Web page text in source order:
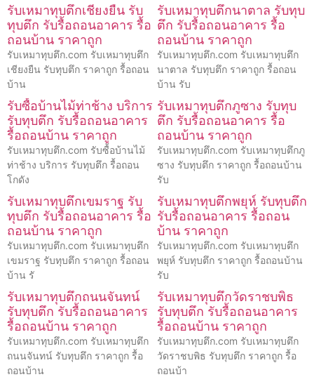
รับเหมาทุบตึกเชียงยืน รับ
ทุบตึก รับรื้อถอนอาคาร รื้อ
ถอนบ้าน ราคาถูก
รับเหมาทุบตึก.com รับเหมาทุบตึก
เชียงยืน รับทุบตึก ราคาถูก รื้อถอน
บ้าน
รับเหมาทุบตึกนาตาล รับทุบ
ตึก รับรื้อถอนอาคาร รื้อ
ถอนบ้าน ราคาถูก
รับเหมาทุบตึก.com รับเหมาทุบตึก
นาตาล รับทุบตึก ราคาถูก รื้อถอน
บ้าน รับ
รับซื้อบ้านไม้ท่าช้าง บริการ
รับทุบตึก รับรื้อถอนอาคาร
รื้อถอนบ้าน ราคาถูก
รับเหมาทุบตึก.com รับซื้อบ้านไม้
ท่าช้าง บริการ รับทุบตึก รื้อถอน
โกดัง
รับเหมาทุบตึกภูซาง รับทุบ
ตึก รับรื้อถอนอาคาร รื้อ
ถอนบ้าน ราคาถูก
รับเหมาทุบตึก.com รับเหมาทุบตึกภู
ซาง รับทุบตึก ราคาถูก รื้อถอนบ้าน
รับ
รับเหมาทุบตึกเขมราฐ รับ
ทุบตึก รับรื้อถอนอาคาร รื้อ
ถอนบ้าน ราคาถูก
รับเหมาทุบตึก.com รับเหมาทุบตึก
เขมราฐ รับทุบตึก ราคาถูก รื้อถอน
บ้าน รั
รับเหมาทุบตึกพยุห์ รับทุบตึก
รับรื้อถอนอาคาร รื้อถอน
บ้าน ราคาถูก
รับเหมาทุบตึก.com รับเหมาทุบตึก
พยุห์ รับทุบตึก ราคาถูก รื้อถอนบ้าน
รับ
รับเหมาทุบตึกถนนจันทน์
รับทุบตึก รับรื้อถอนอาคาร
รื้อถอนบ้าน ราคาถูก
รับเหมาทุบตึก.com รับเหมาทุบตึก
ถนนจันทน์ รับทุบตึก ราคาถูก รื้อ
ถอนบ้าน
รับเหมาทุบตึกวัดราชบพิธ
รับทุบตึก รับรื้อถอนอาคาร
รื้อถอนบ้าน ราคาถูก
รับเหมาทุบตึก.com รับเหมาทุบตึก
วัดราชบพิธ รับทุบตึก ราคาถูก รื้อ
ถอนบ้า